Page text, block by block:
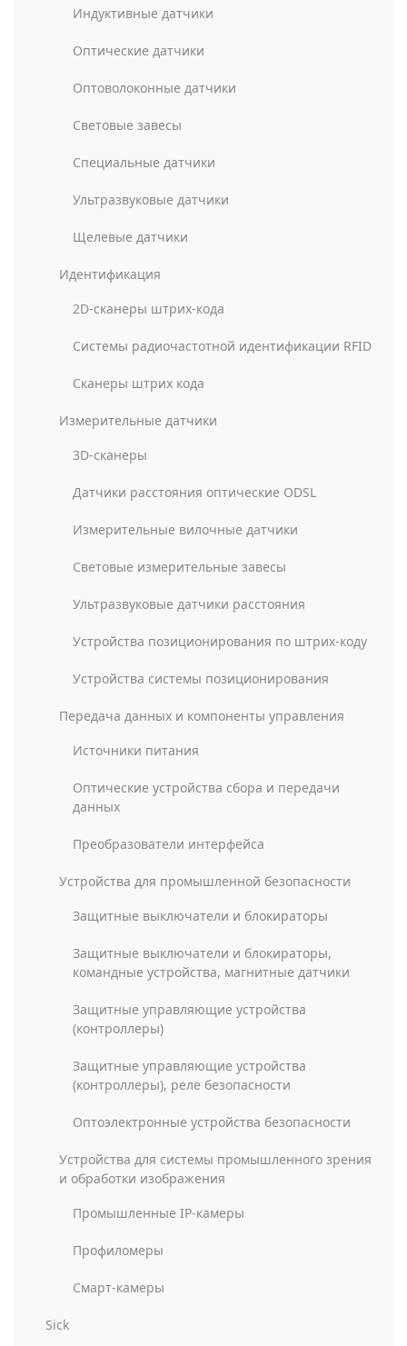
Индуктивные датчики
Оптические датчики
Оптоволоконные датчики
Световые завесы
Специальные датчики
Ультразвуковые датчики
Щелевые датчики
Идентификация
2D-сканеры штрих-кода
Системы радиочастотной идентификации RFID
Сканеры штрих кода
Измерительные датчики
3D-сканеры
Датчики расстояния оптические ODSL
Измерительные вилочные датчики
Световые измерительные завесы
Ультразвуковые датчики расстояния
Устройства позиционирования по штрих-коду
Устройства системы позиционирования
Передача данных и компоненты управления
Источники питания
Оптические устройства сбора и передачи
данных
Преобразователи интерфейса
Устройства для промышленной безопасности
Защитные выключатели и блокираторы
Защитные выключатели и блокираторы,
командные устройства, магнитные датчики
Защитные управляющие устройства
(контроллеры)
Защитные управляющие устройства
(контроллеры), реле безопасности
Оптоэлектронные устройства безопасности
Устройства для системы промышленного зрения
и обработки изображения
Промышленные IP-камеры
Профиломеры
Смарт-камеры
Sick